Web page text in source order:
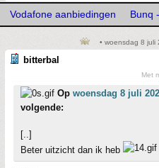
Vodafone aanbiedingen Bunq
• woensdag 8 juli
bitterbal
Met
Op woensdag 8 juli
volgende:
[..]
Beter uitzicht dan ik heb